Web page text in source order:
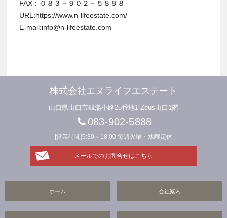
FAX：０８３－９０２－５８９８
URL:https://www.n-lifeestate.com/
E-mail:info@n-lifeestate.com
株式会社エヌライフエステート
山口県山口市銭湯小路25番地1 Zeus山口1階
083-902-5888
[営業時間]9:30～18:00 毎週火曜・水曜定休
メールでのお問合せはこちら
ホーム 会社案内